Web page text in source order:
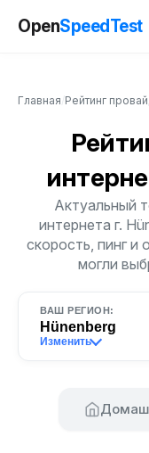
OpenSpeedTest
Главная Рейтинг
Актуальный
интернета г.
скорость, пинг и
могли
ВАШ РЕГИОН:
Hünenberg
Изменить